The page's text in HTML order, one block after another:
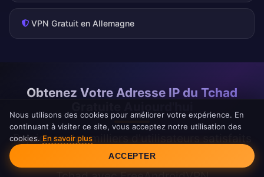
VPN Gratuit en Allemagne
Obtenez Votre Adresse IP du Tchad
Rejoignez des milliers d'utilisateurs satisfaits
profitant d'un accès illimité au contenu du
Consentement aux cookies
Nous utilisons des cookies pour améliorer votre expérience. En
continuant à visiter ce site, vous acceptez notre utilisation des
cookies. En savoir plus
ACCEPTER